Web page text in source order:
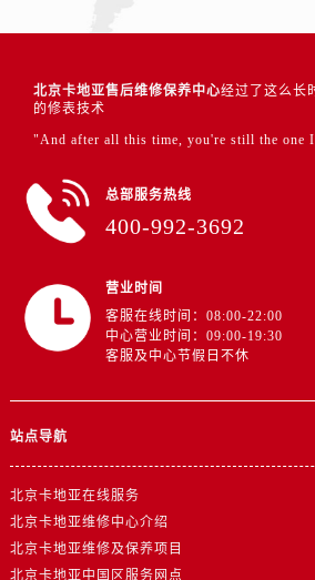
北京卡地亚售后维修保养中心经过了这么长
的修表技术
"And after all this time, you're still the one
总部服务热线
400-992-3692
营业时间
客服在线时间：08:00-22:00
中心营业时间：09:00-19:30
客服及中心节假日不休
站点导航
北京卡地亚在线服务
北京卡地亚维修中心介绍
北京卡地亚维修及保养项目
北京卡地亚中国区服务网点